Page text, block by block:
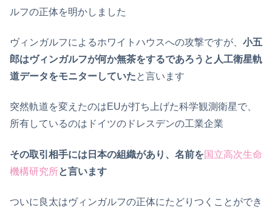
ルフの正体を明かしました
ヴィンガルフによるホワイトハウスへの攻撃ですが、 小五
郎はヴィンガルフが何か無茶をするであろうと人工衛星軌
道データをモニターしていたと言います
突然軌道を変えたのはEUが打ち上げた科学観測衛星で、
所有しているのはドイツのドレスデンの工業企業
その取引相手には日本の組織があり、名前を国立高次生命
機構研究所と言います
ついに良太はヴィンガルフの正体にたどりつくことができ